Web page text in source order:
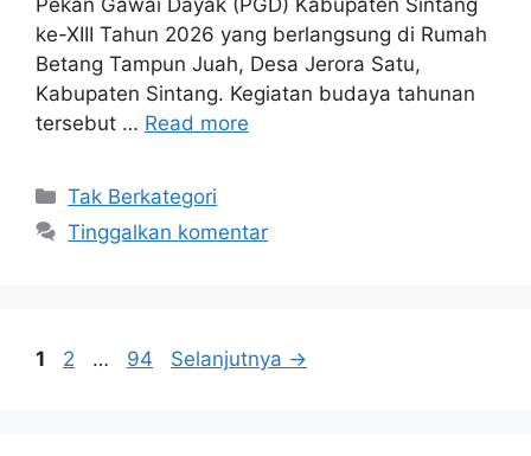
ke-XIII Tahun 2026 yang berlangsung di Rumah
Betang Tampun Juah, Desa Jerora Satu,
Kabupaten Sintang. Kegiatan budaya tahunan
tersebut … Read more
Kategori
Tak Berkategori
Tinggalkan komentar
Halaman
1 Halaman
2 … Halaman
94 Selanjutnya →